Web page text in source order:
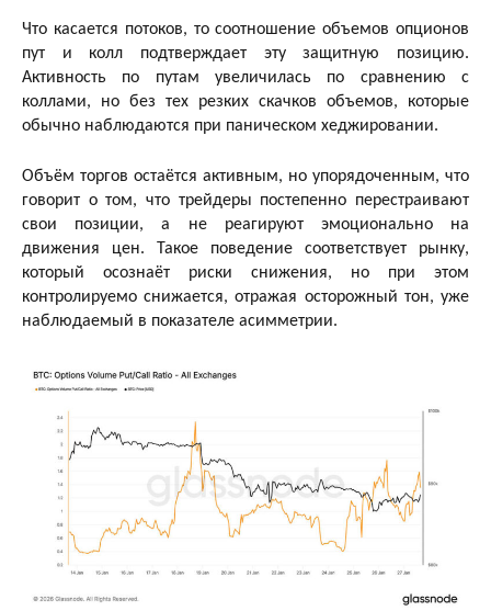
Что касается потоков, то соотношение объемов опционов
пут и колл подтверждает эту защитную позицию.
Активность по путам увеличилась по сравнению с
коллами, но без тех резких скачков объемов, которые
обычно наблюдаются при паническом хеджировании.
Объём торгов остаётся активным, но упорядоченным, что
говорит о том, что трейдеры постепенно перестраивают
свои позиции, а не реагируют эмоционально на
движения цен. Такое поведение соответствует рынку,
который осознаёт риски снижения, но при этом
контролируемо снижается, отражая осторожный тон, уже
наблюдаемый в показателе асимметрии.